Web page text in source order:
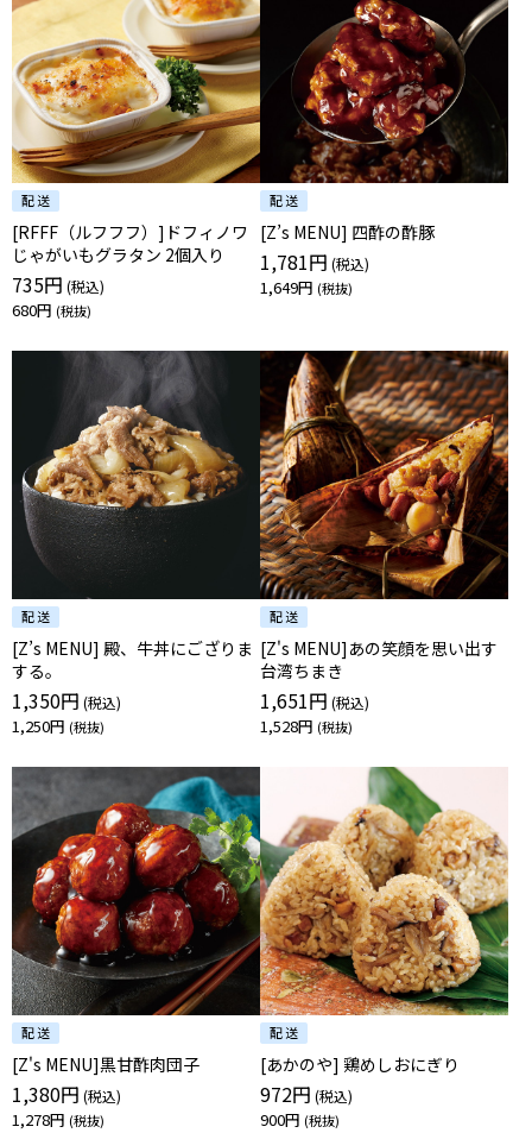
[RFFF（ルフフフ）]ドフィノワ
じゃがいもグラタン 2個入り
735円
680円
[Z’s MENU] 四酢の酢豚
1,781円
1,649円
[Z’s MENU] 殿、牛丼にござりま
する。
1,350円
1,250円
[Z's MENU]あの笑顔を思い出す
台湾ちまき
1,651円
1,528円
[Z's MENU]黒甘酢肉団子
1,380円
1,278円
[あかのや] 鶏めしおにぎり
972円
900円